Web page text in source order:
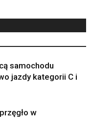
samochodu
jazdy kategorii C i
w